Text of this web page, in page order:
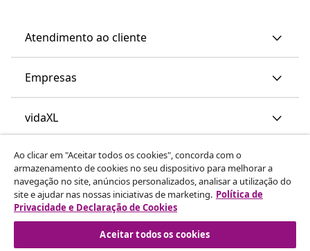
Atendimento ao cliente
Empresas
vidaXL
Descubra mais
Ao clicar em "Aceitar todos os cookies", concorda com o
armazenamento de cookies no seu dispositivo para melhorar a
navegação no site, anúncios personalizados, analisar a utilização do
site e ajudar nas nossas iniciativas de marketing. Política de
Privacidade e Declaração de Cookies
Aceitar todos os cookies